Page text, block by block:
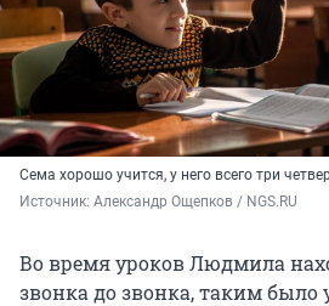
Сема хорошо учится, у него всего три
Источник: Александр Ощепков / NGS.RU
Во время уроков Людмила
звонка до звонка, таким было